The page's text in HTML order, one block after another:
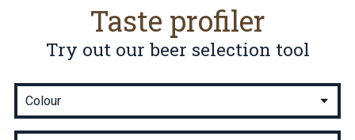
Taste profiler
Try out our beer selection tool